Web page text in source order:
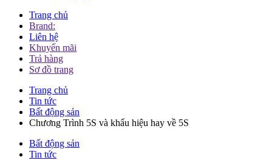
Trang chủ
Brand:
Liên hệ
Khuyến mãi
Trả hàng
Sơ đồ trang
Trang chủ
Tin tức
Bất động sản
Chương Trình 5S và khẩu hiệu hay về 5S
Bất động sản
Tin tức